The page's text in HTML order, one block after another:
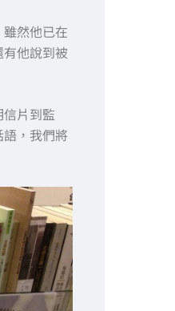
然他已在
他說到被
片到監
，我們將